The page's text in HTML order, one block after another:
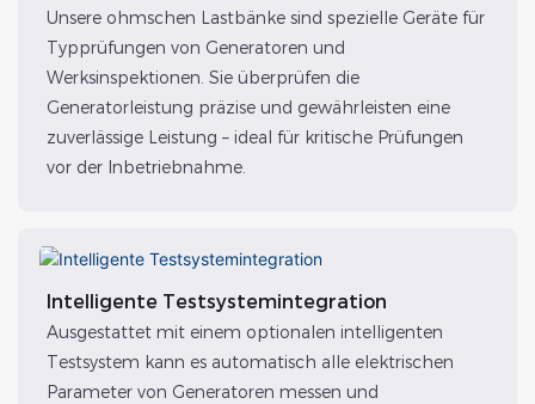
Unsere ohmschen Lastbänke sind spezielle Geräte für
Typprüfungen von Generatoren und
Werksinspektionen. Sie überprüfen die
Generatorleistung präzise und gewährleisten eine
zuverlässige Leistung – ideal für kritische Prüfungen
vor der Inbetriebnahme.
Intelligente Testsystemintegration
Ausgestattet mit einem optionalen intelligenten
Testsystem kann es automatisch alle elektrischen
Parameter von Generatoren messen und